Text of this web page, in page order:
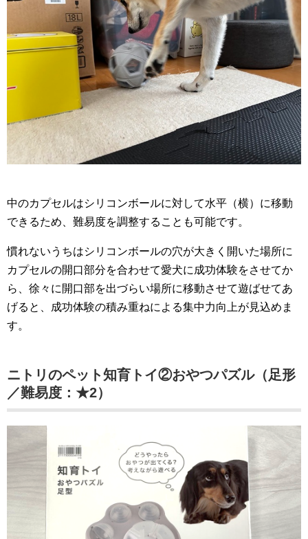
中のカプセルはシリコンボールに対して水平（横）に移動
できるため、難易度を調整することも可能です。
慣れないうちはシリコンボールの穴が大きく開いた場所に
カプセルの開口部分を合わせて愛犬に成功体験をさせてか
ら、徐々に開口部を出づらい場所に移動させて遊ばせてあ
げると、成功体験の積み重ねによる集中力向上が見込めま
す。
ニトリのペット知育トイ②おやつパズル（足形
／難易度：★2）